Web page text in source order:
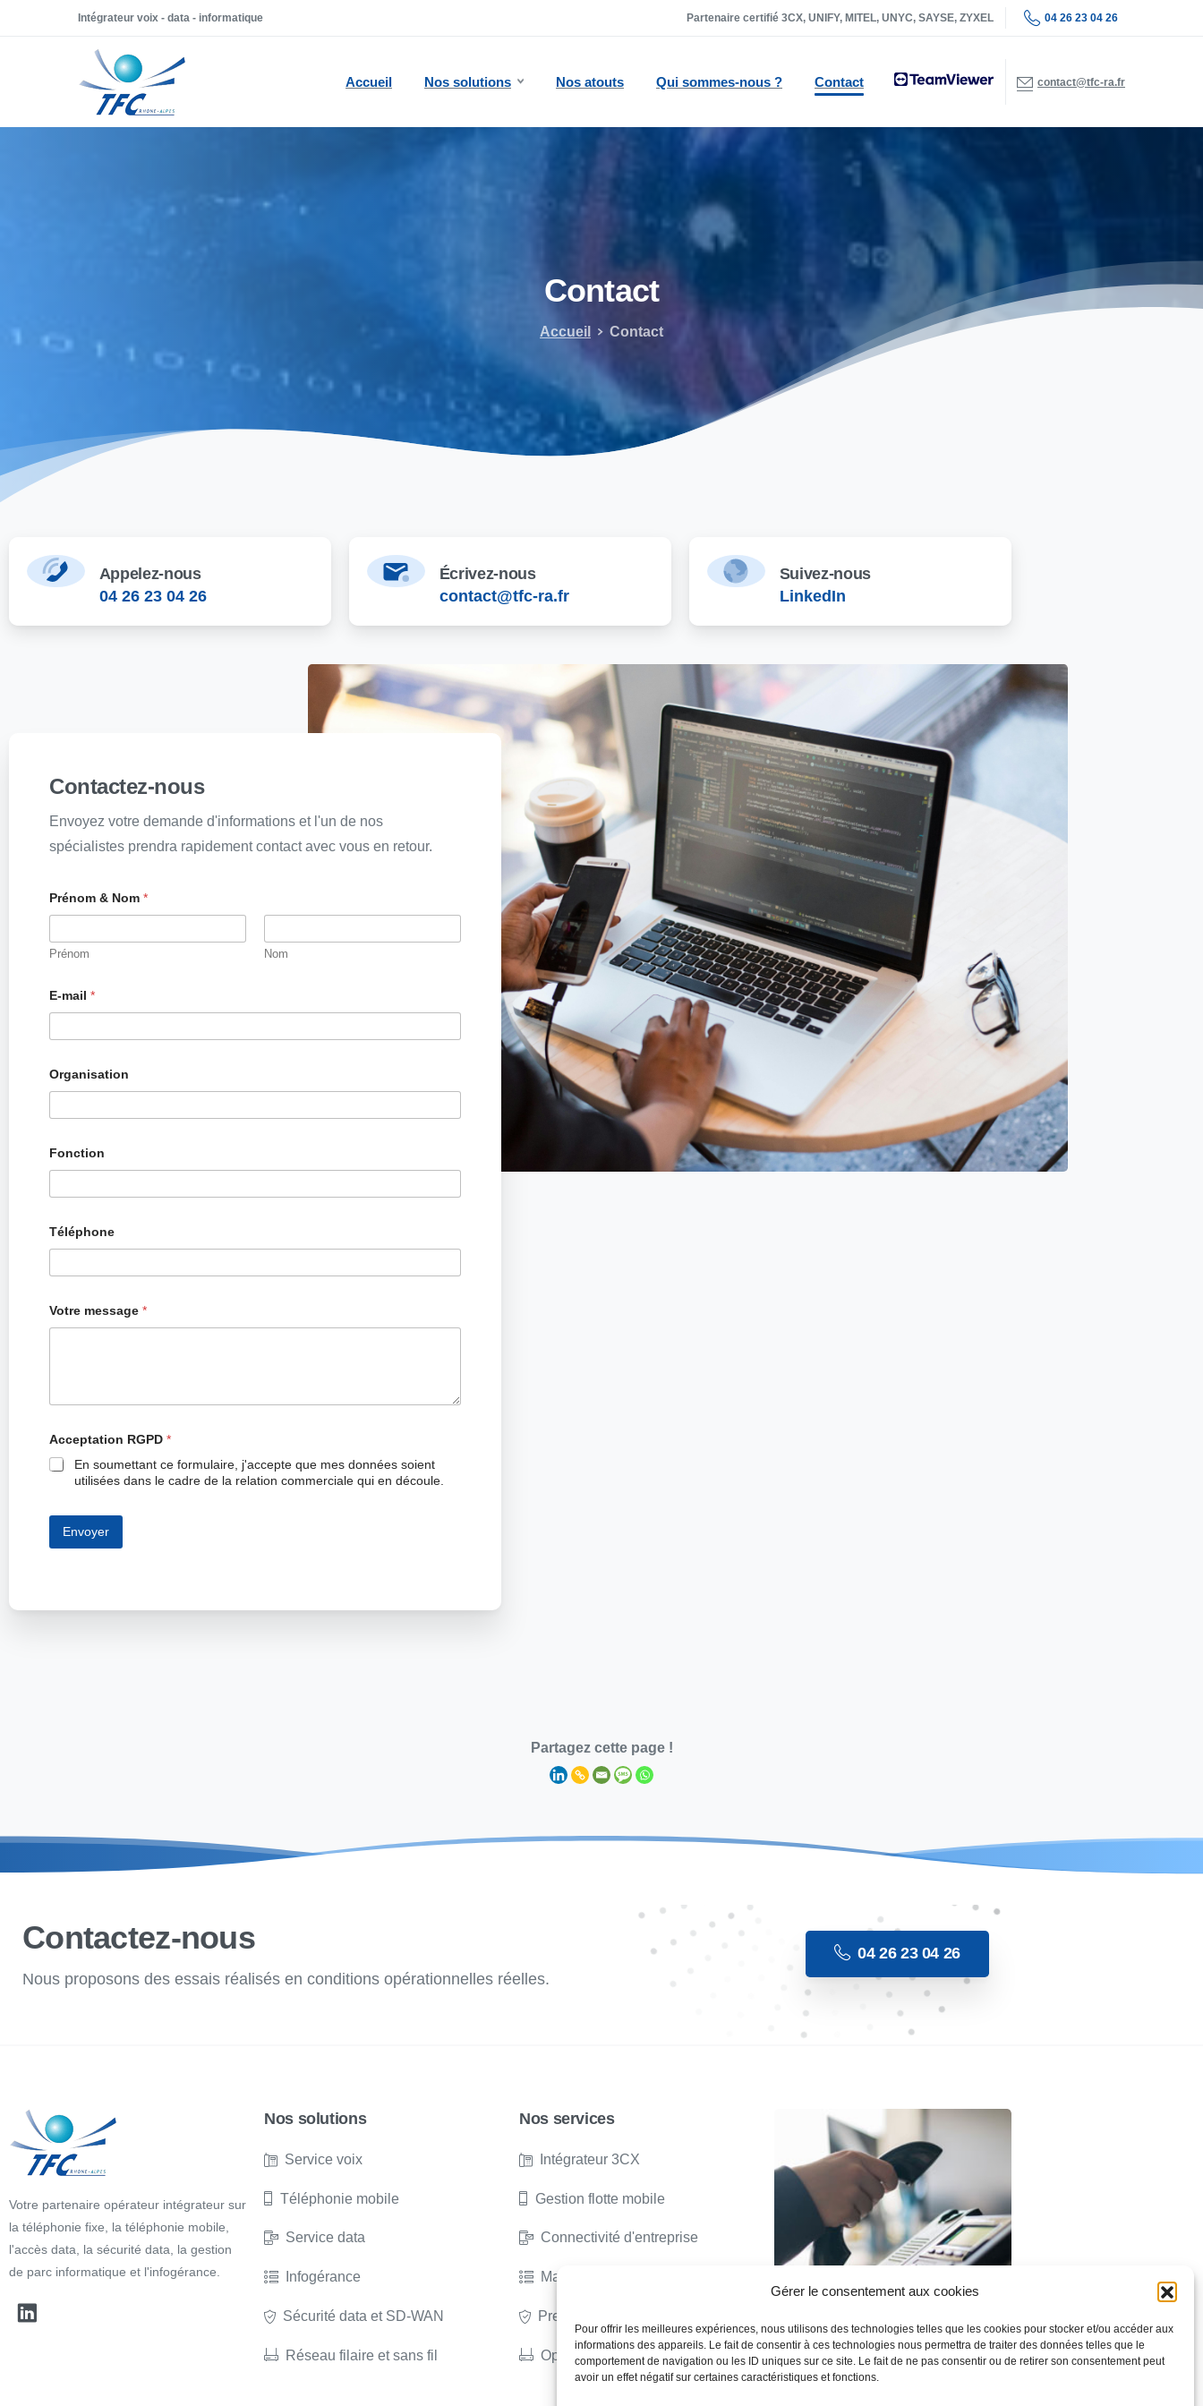
Gérer le consentement aux cookies
Pour offrir les meilleures expériences, nous utilisons des technologies telles que les cookies pour stocker et/ou accéder aux
informations des appareils. Le fait de consentir à ces technologies nous permettra de traiter des données telles que le
comportement de navigation ou les ID uniques sur ce site. Le fait de ne pas consentir ou de retirer son consentement peut
avoir un effet négatif sur certaines caractéristiques et fonctions.
Intégrateur voix - data - informatique Partenaire certifié 3CX, UNIFY, MITEL, UNYC, SAYSE, ZYXEL 04 26 23 04 26
Accueil Nos solutions Nos atouts Qui sommes-nous ? Contact contact@tfc-ra.fr
Contact
Accueil Contact
Appelez-nous
04 26 23 04 26
Écrivez-nous
contact@tfc-ra.fr
Suivez-nous
LinkedIn
Contactez-nous
Envoyez votre demande d'informations et l'un de nos
spécialistes prendra rapidement contact avec vous en retour.
Prénom & Nom *
Prénom Nom
e
s
a
e
V
t
e
m
E-mail *
Organisation
Fonction
Téléphone
Votre message *
Acceptation RGPD *
En soumettant ce formulaire, j'accepte que mes données soient
utilisées dans le cadre de la relation commerciale qui en découle.
Envoyer
Partagez cette page !
Contactez-nous
Nous proposons des essais réalisés en conditions opérationnelles réelles.
04 26 23 04 26
Votre partenaire opérateur intégrateur sur
la téléphonie fixe, la téléphonie mobile,
l'accès data, la sécurité data, la gestion
de parc informatique et l'infogérance.
Nos solutions
Service voix
Téléphonie mobile
Service data
Infogérance
Sécurité data et SD-WAN
Réseau filaire et sans fil
Nos services
Intégrateur 3CX
Gestion flotte mobile
Connectivité d'entreprise
Maintenance et support
Prestataires services managés
Opérateur télécom
Contactez-nous